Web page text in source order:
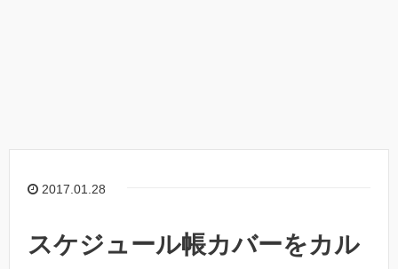
2017.01.28
スケジュール帳カバーをカル